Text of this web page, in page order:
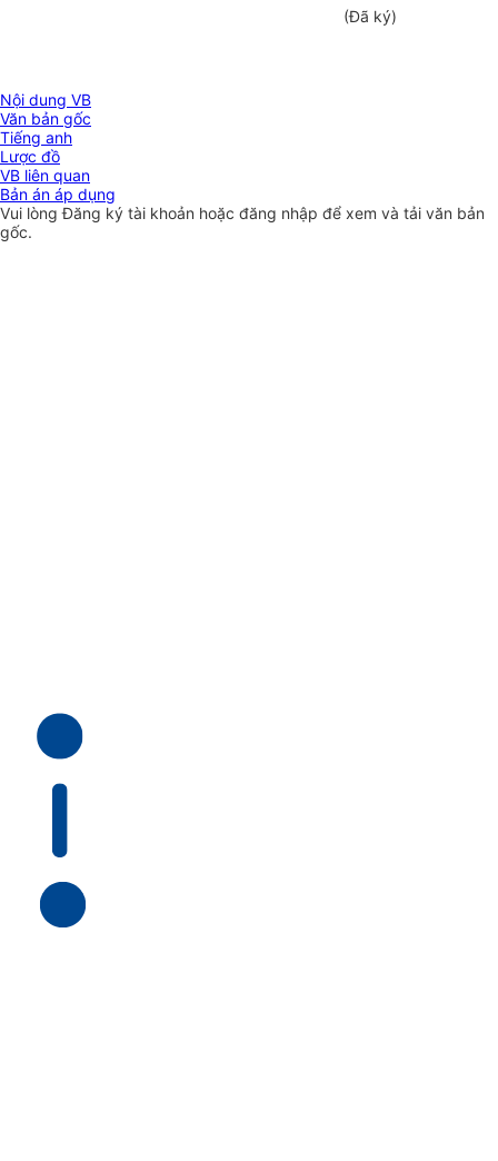
(Đã ký)
Nội dung VB
Văn bản gốc
Tiếng anh
Lược đồ
VB liên quan
Bản án áp dụng
Vui lòngĐăng ký tài khoản hoặc đăng nhập để xem và tải văn bản
gốc.